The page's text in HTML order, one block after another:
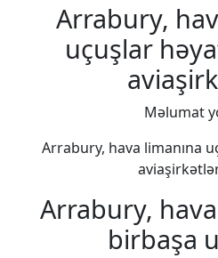
Arrabury,
uçuşlar
Məlumat
Arrabury, hava limanına
Arrabury,
birbaşa